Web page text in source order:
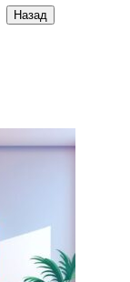
Назад